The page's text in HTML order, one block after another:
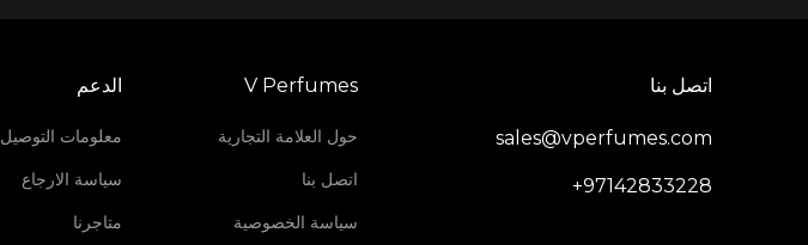
اتصل بنا
sales@vperfumes.com
+97142833228
V Perfumes
حول العلامة التجارية
اتصل بنا
سياسة الخصوصية
الدعم
معلومات التوصيل
سياسة الارجاع
متاجرنا